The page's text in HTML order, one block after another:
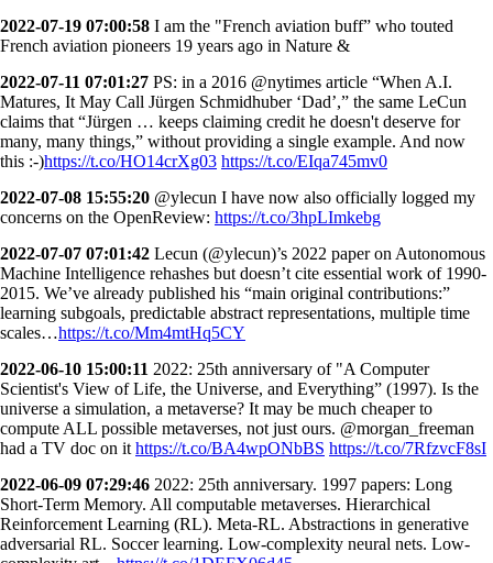
2022-07-19 07:00:58 I am the "French aviation buff” who touted
French aviation pioneers 19 years ago in Nature &
2022-07-11 07:01:27 PS: in a 2016 @nytimes article “When A.I.
Matures, It May Call Jürgen Schmidhuber ‘Dad’,” the same LeCun
claims that “Jürgen … keeps claiming credit he doesn't deserve for
many, many things,” without providing a single example. And now
this :-)https://t.co/HO14crXg03 https://t.co/EIqa745mv0
2022-07-08 15:55:20 @ylecun I have now also officially logged my
concerns on the OpenReview: https://t.co/3hpLImkebg
2022-07-07 07:01:42 Lecun (@ylecun)’s 2022 paper on Autonomous
Machine Intelligence rehashes but doesn’t cite essential work of 1990-
2015. We’ve already published his “main original contributions:”
learning subgoals, predictable abstract representations, multiple time
scales…https://t.co/Mm4mtHq5CY
2022-06-10 15:00:11 2022: 25th anniversary of "A Computer
Scientist's View of Life, the Universe, and Everything” (1997). Is the
universe a simulation, a metaverse? It may be much cheaper to
compute ALL possible metaverses, not just ours. @morgan_freeman
had a TV doc on it https://t.co/BA4wpONbBS https://t.co/7RfzvcF8sI
2022-06-09 07:29:46 2022: 25th anniversary. 1997 papers: Long
Short-Term Memory. All computable metaverses. Hierarchical
Reinforcement Learning (RL). Meta-RL. Abstractions in generative
adversarial RL. Soccer learning. Low-complexity neural nets. Low-